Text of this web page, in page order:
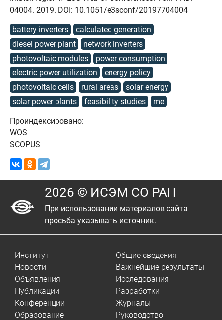
04004. 2019. DOI: 10.1051/e3sconf/20197704004
battery inverters
calculated generation
diesel power plant
network inverters
photovoltaic modules
power consumption
electric power utilization
energy policy
photovoltaic cells
rural areas
solar energy
solar power plants
feasibility studies me
Проиндексировано:
WOS
SCOPUS
2026 © ИСЭМ СО РАН
При использовании материалов сайта
просьба указывать источник.
Институт
Новости
Объявления
Публикации
Конференции
Образование
Общие сведения
Важнейшие результаты
Исследования
Разработки
Журналы
Руководство